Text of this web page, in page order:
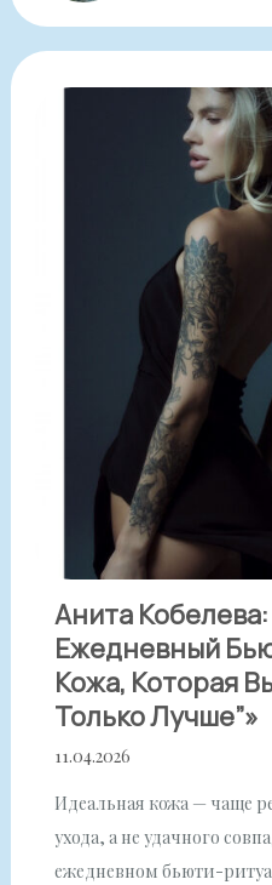
Анита
Ежедневный
Кожа, Которая
Только Лучше”»
11.04.2026
Идеальная кожа — чаще
ухода, а не удачного
ежедневном бьюти-